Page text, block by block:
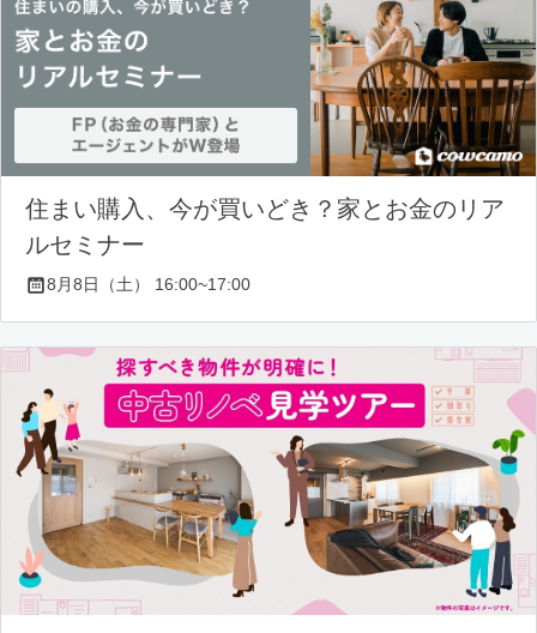
住まい購入、今が買いどき？家とお金のリア
ルセミナー
8月8日（土） 16:00~17:00